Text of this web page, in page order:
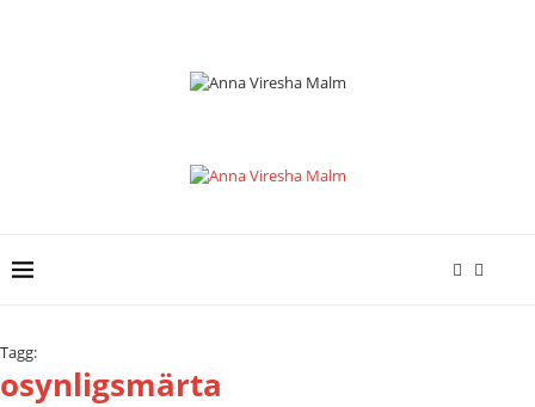
Tagg:
osynligsmärta